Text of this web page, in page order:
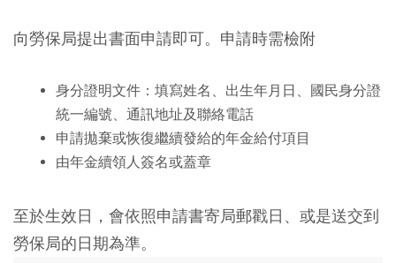
向勞保局提出書面申請即可。申請時需檢附
身分證明文件：填寫姓名、出生年月日、國民身分證
統一編號、通訊地址及聯絡電話
申請拋棄或恢復繼續發給的年金給付項目
由年金續領人簽名或蓋章
至於生效日，會依照申請書寄局郵戳日、或是送交到
勞保局的日期為準。